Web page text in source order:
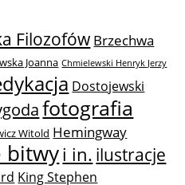
Filozofów Brzechwa
Joanna Chmielewski Henryk Jerzy
Dostojewski
fotografia
Witold Hemingway
bitwyi in. ilustracje
King Stephen